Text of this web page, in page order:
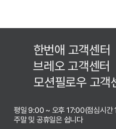
한번애 고객센터
브레오 고객센터
모션필로우 고객
평일 9:00 ~ 오후 17:00(점심시
주말 및 공휴일은 쉽니다